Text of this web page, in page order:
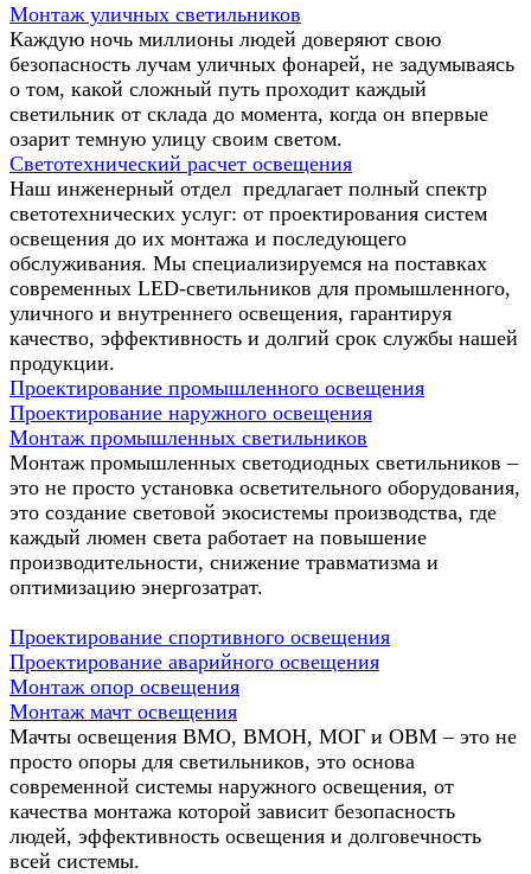
Монтаж уличных светильников
Каждую ночь миллионы людей доверяют свою
безопасность лучам уличных фонарей, не задумываясь
о том, какой сложный путь проходит каждый
светильник от склада до момента, когда он впервые
озарит темную улицу своим светом.
Светотехнический расчет освещения
Наш инженерный отдел предлагает полный спектр
светотехнических услуг: от проектирования систем
освещения до их монтажа и последующего
обслуживания. Мы специализируемся на поставках
современных LED-светильников для промышленного,
уличного и внутреннего освещения, гарантируя
качество, эффективность и долгий срок службы нашей
продукции.
Проектирование промышленного освещения
Проектирование наружного освещения
Монтаж промышленных светильников
Монтаж промышленных светодиодных светильников –
это не просто установка осветительного оборудования,
это создание световой экосистемы производства, где
каждый люмен света работает на повышение
производительности, снижение травматизма и
оптимизацию энергозатрат.
Проектирование спортивного освещения
Проектирование аварийного освещения
Монтаж опор освещения
Монтаж мачт освещения
Мачты освещения ВМО, ВМОН, МОГ и ОВМ – это не
просто опоры для светильников, это основа
современной системы наружного освещения, от
качества монтажа которой зависит безопасность
людей, эффективность освещения и долговечность
всей системы.